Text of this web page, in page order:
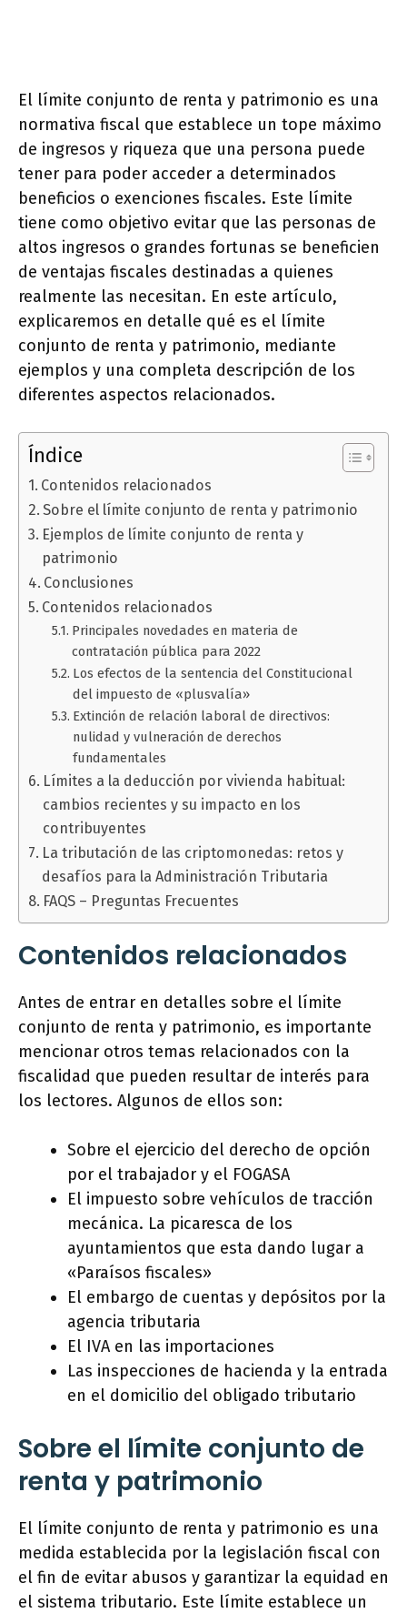
El límite conjunto de renta y patrimonio es una
normativa fiscal que establece un tope máximo
de ingresos y riqueza que una persona puede
tener para poder acceder a determinados
beneficios o exenciones fiscales. Este límite
tiene como objetivo evitar que las personas de
altos ingresos o grandes fortunas se beneficien
de ventajas fiscales destinadas a quienes
realmente las necesitan. En este artículo,
explicaremos en detalle qué es el límite
conjunto de renta y patrimonio, mediante
ejemplos y una completa descripción de los
diferentes aspectos relacionados.
Índice
Contenidos relacionados
Sobre el límite conjunto de renta y patrimonio
Ejemplos de límite conjunto de renta y
patrimonio
Conclusiones
Contenidos relacionados
Principales novedades en materia de
contratación pública para 2022
Los efectos de la sentencia del Constitucional
del impuesto de «plusvalía»
Extinción de relación laboral de directivos:
nulidad y vulneración de derechos
fundamentales
Límites a la deducción por vivienda habitual:
cambios recientes y su impacto en los
contribuyentes
La tributación de las criptomonedas: retos y
desafíos para la Administración Tributaria
FAQS – Preguntas Frecuentes
Contenidos relacionados
Antes de entrar en detalles sobre el límite
conjunto de renta y patrimonio, es importante
mencionar otros temas relacionados con la
fiscalidad que pueden resultar de interés para
los lectores. Algunos de ellos son:
Sobre el ejercicio del derecho de opción
por el trabajador y el FOGASA
El impuesto sobre vehículos de tracción
mecánica. La picaresca de los
ayuntamientos que esta dando lugar a
«Paraísos fiscales»
El embargo de cuentas y depósitos por la
agencia tributaria
El IVA en las importaciones
Las inspecciones de hacienda y la entrada
en el domicilio del obligado tributario
Sobre el límite conjunto de
renta y patrimonio
El límite conjunto de renta y patrimonio es una
medida establecida por la legislación fiscal con
el fin de evitar abusos y garantizar la equidad en
el sistema tributario. Este límite establece un